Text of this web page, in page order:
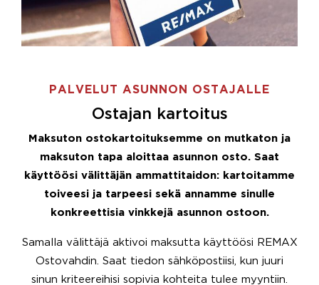
PALVELUT ASUNNON OSTAJALLE
Ostajan kartoitus
Maksuton ostokartoituksemme on mutkaton ja
maksuton tapa aloittaa asunnon osto. Saat
käyttöösi välittäjän ammattitaidon: kartoitamme
toiveesi ja tarpeesi sekä annamme sinulle
konkreettisia vinkkejä asunnon ostoon.
Samalla välittäjä aktivoi maksutta käyttöösi REMAX
Ostovahdin. Saat tiedon sähköpostiisi, kun juuri
sinun kriteereihisi sopivia kohteita tulee myyntiin.